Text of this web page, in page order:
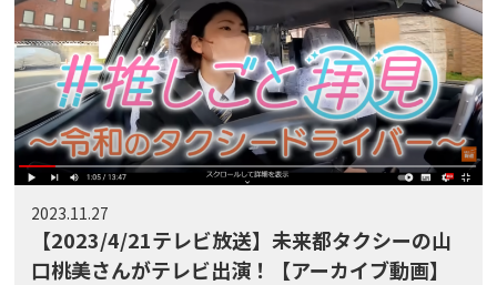
2023.11.27
【2023/4/21テレビ放送】未来都タクシーの山
口桃美さんがテレビ出演！【アーカイブ動画】